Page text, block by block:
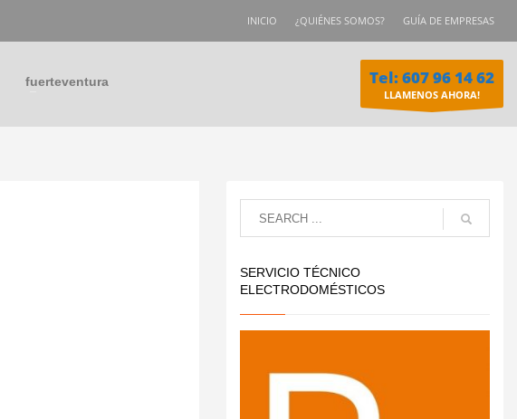
INICIO ¿QUIÉNES SOMOS? GUÍA DE EMPRESAS
fuerteventura Tel: 607 96 14 62
LLAMENOS AHORA!
SERVICIO TÉCNICO
ELECTRODOMÉSTICOS